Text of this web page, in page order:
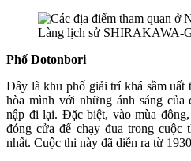
Làng lịch sử SHIRAKAWA-
Phố Dotonbori
Đây là khu phố giải trí khá sầm uất
hòa mình với những ánh sáng
nập đi lại. Đặc biệt, vào mùa
đóng cửa để chạy đua trong
nhất. Cuộc thi này đã diễn ra từ